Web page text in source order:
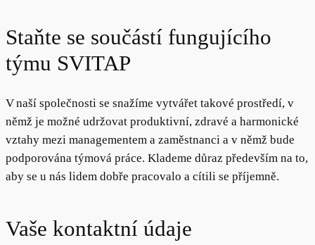
Staňte se součástí fungujícího
týmu SVITAP
V naší společnosti se snažíme vytvářet takové prostředí, v
němž je možné udržovat produktivní, zdravé a harmonické
vztahy mezi managementem a zaměstnanci a v němž bude
podporována týmová práce. Klademe důraz především na to,
aby se u nás lidem dobře pracovalo a cítili se příjemně.
Vaše kontaktní údaje